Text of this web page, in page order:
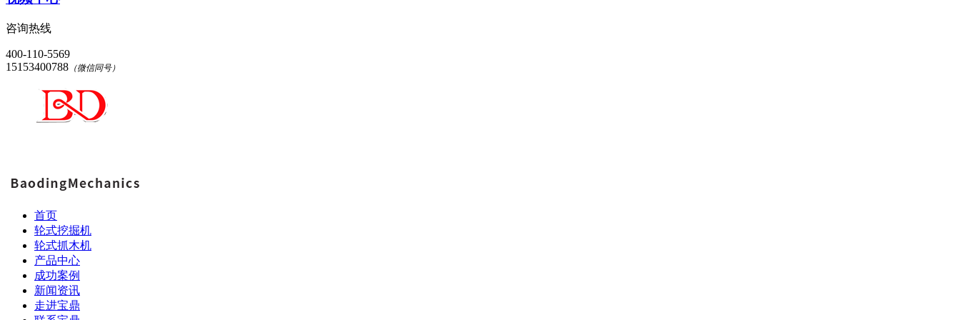
咨询热线
400-110-5569
15153400788 （微信同号）
首页
轮式挖掘机
轮式抓木机
产品中心
成功案例
新闻资讯
走进宝鼎